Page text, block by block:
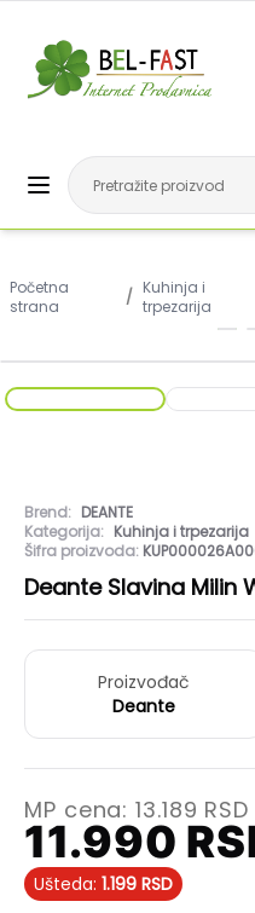
Početna
strana
/ Kuhinja i
trpezarija
Brend: DEANTE
Kategorija: Kuhinja i trpezarija
Šifra proizvoda:
Deante Slavina Milin
Proizvođač
Deante
MP cena:13.189 RSD
11.990
Ušteda: 1.199 RSD